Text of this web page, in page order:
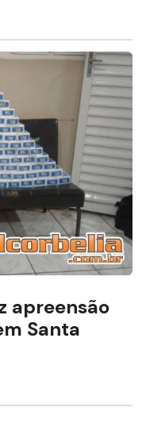
apreensão
Santa